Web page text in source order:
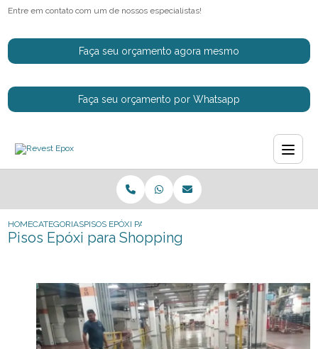
Entre em contato com um de nossos especialistas!
Faça seu orçamento agora mesmo
Faça seu orçamento por Whatsapp
HOMECATEGORIASPISOS EPÓXI PARA SHOPPING
Pisos Epóxi para Shopping